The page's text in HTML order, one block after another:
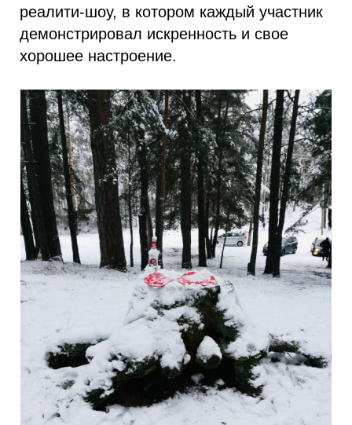
реалити-шоу, в котором каждый участник
демонстрировал искренность и свое
хорошее настроение.